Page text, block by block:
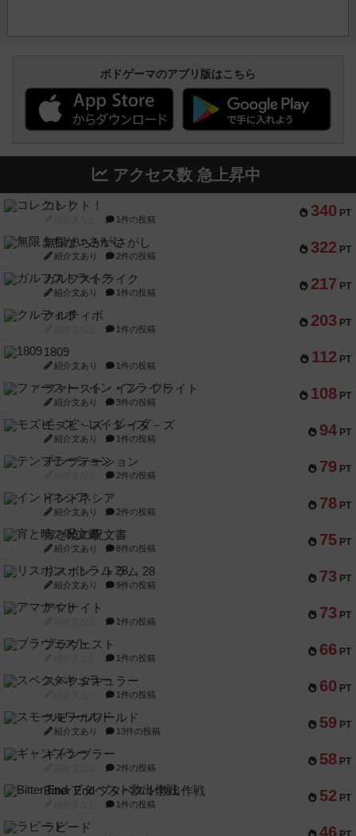
ボドゲーマのアプリ版はこちら
アクセス数 急上昇中
340 PT
コレクト！
1件の投稿
322 PT
無限まちがいさがし
紹介文あり 2件の投稿
217 PT
ガルフストライク
紹介文あり 1件の投稿
203 PT
クルティボ
1件の投稿
112 PT
1809
紹介文あり 1件の投稿
108 PT
ファースト・イン・フライト
紹介文あり 3件の投稿
94 PT
モズビ－ズ・レイダ－ズ
紹介文あり 1件の投稿
79 PT
テンプテーション
2件の投稿
78 PT
インドネシア
紹介文あり 2件の投稿
75 PT
宵と暁の呪文書
紹介文あり 8件の投稿
73 PT
リスボン・トラム 28
紹介文あり 9件の投稿
73 PT
アマナイト
1件の投稿
66 PT
ブラヴェスト
1件の投稿
60 PT
スペクタキュラー
1件の投稿
59 PT
スモールワールド
紹介文あり 13件の投稿
58 PT
ギャンブラー
2件の投稿
52 PT
Bitter End ブタペスト救出作戦
1件の投稿
46
ラピード